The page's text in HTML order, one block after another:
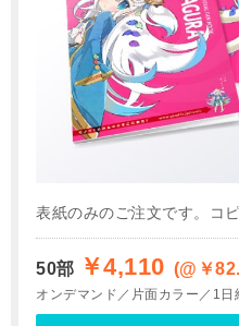
表紙のみのご注文です。コ
50部 ￥4,110 (@￥
オンデマンド 片面カラー 1日